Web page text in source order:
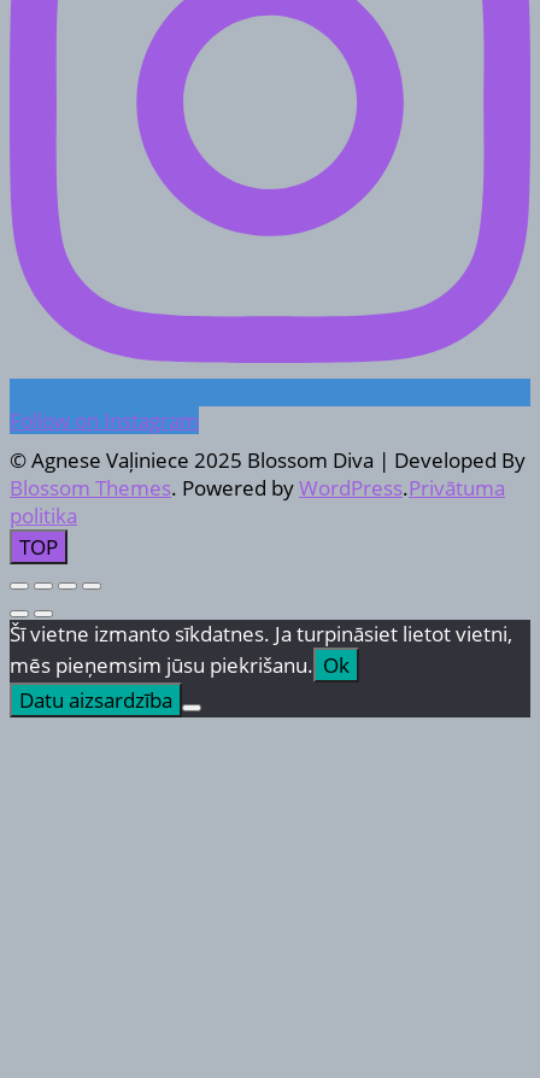
Follow on Instagram
© Agnese Vaļiniece 2025 Blossom Diva | Developed By
Blossom Themes. Powered byWordPress.Privātuma
politika
TOP
Šī vietne izmanto sīkdatnes. Ja turpināsiet lietot vietni,
mēs pieņemsim jūsu piekrišanu. Ok
Datu aizsardzība